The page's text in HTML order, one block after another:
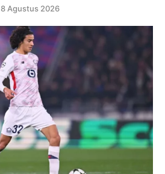
8 Agustus 2026